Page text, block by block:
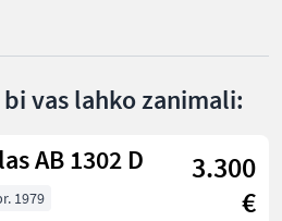
vas lahko zanimali:
AB 1302 D
3.300
€
1979